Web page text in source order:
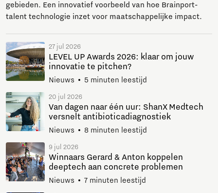
gebieden. Een innovatief voorbeeld van hoe Brainport-
talent technologie inzet voor maatschappelijke impact.
27 jul 2026
LEVEL UP Awards 2026: klaar om jouw
innovatie te pitchen?
Nieuws 5 minuten leestijd
20 jul 2026
Van dagen naar één uur: ShanX Medtech
versnelt antibioticadiagnostiek
Nieuws 8 minuten leestijd
9 jul 2026
Winnaars Gerard & Anton koppelen
deeptech aan concrete problemen
Nieuws 7 minuten leestijd